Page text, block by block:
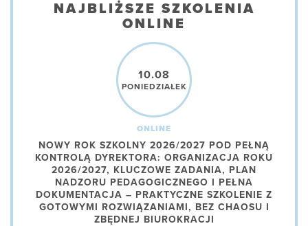
NAJBLIŻSZE SZKOLENIA
ONLINE
10.08
PONIEDZIAŁEK
ONLINE
NOWY ROK SZKOLNY 2026/2027 POD PEŁNĄ
KONTROLĄ DYREKTORA: ORGANIZACJA ROKU
2026/2027, KLUCZOWE ZADANIA, PLAN
NADZORU PEDAGOGICZNEGO I PEŁNA
DOKUMENTACJA – PRAKTYCZNE SZKOLENIE Z
GOTOWYMI ROZWIĄZANIAMI, BEZ CHAOSU I
ZBĘDNEJ BIUROKRACJI